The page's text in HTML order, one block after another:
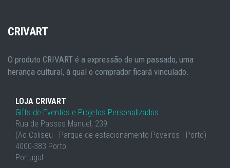
CRIVART
O produto CRIVART é a expressão de um passado, uma
herança cultural, à qual o comprador ficará vinculado.
LOJA CRIVART
Gifts de Eventos e Projetos Personalizados
Rua de Passos Manuel, 239
(Ao Coliseu - Parque de estacionamento Poveiros - Porto)
4000-383 Porto
Portugal